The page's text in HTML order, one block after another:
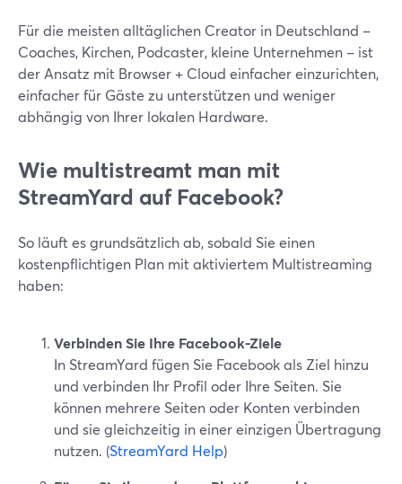
Für die meisten alltäglichen Creator in Deutschland –
Coaches, Kirchen, Podcaster, kleine Unternehmen – ist
der Ansatz mit Browser + Cloud einfacher einzurichten,
einfacher für Gäste zu unterstützen und weniger
abhängig von Ihrer lokalen Hardware.
Wie multistreamt man mit
StreamYard auf Facebook?
So läuft es grundsätzlich ab, sobald Sie einen
kostenpflichtigen Plan mit aktiviertem Multistreaming
haben:
Verbinden Sie Ihre Facebook-Ziele
In StreamYard fügen Sie Facebook als Ziel hinzu
und verbinden Ihr Profil oder Ihre Seiten. Sie
können mehrere Seiten oder Konten verbinden
und sie gleichzeitig in einer einzigen Übertragung
nutzen. (StreamYard Help)